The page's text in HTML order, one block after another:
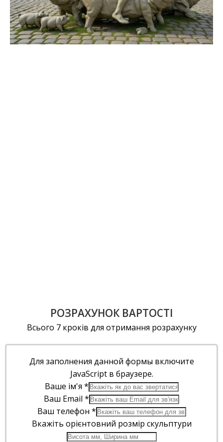
РОЗРАХУНОК ВАРТОСТІ
Всього 7 кроків для отримання розрахунку
Для заполнения данной формы включите
JavaScript в браузере.
Ваше ім'я *
Ваш Email *
Ваш телефон *
Вкажіть орієнтовний розмір скульптури